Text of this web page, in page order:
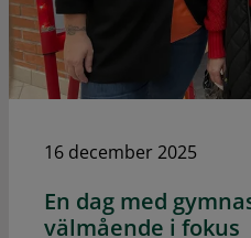
16 december 2025
En dag med
välmående i fokus